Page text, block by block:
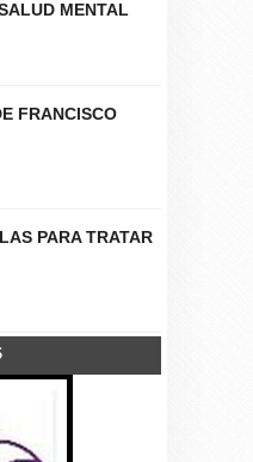
MENTAL
FRANCISCO
PARA TRATAR